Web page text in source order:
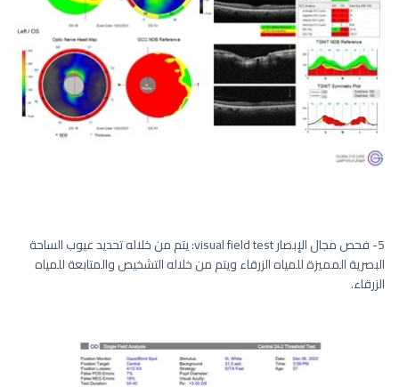
5- فحص مجال الإبصار visual field test: يتم من خلاله تحديد عيوب الساحة
البصرية المميزة للمياه الزرقاء ويتم من خلاله التشخيص والمتابعة للمياه
الزرقاء.